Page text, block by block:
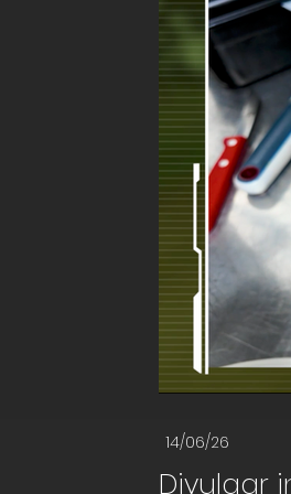
14/06/26
Divulgar